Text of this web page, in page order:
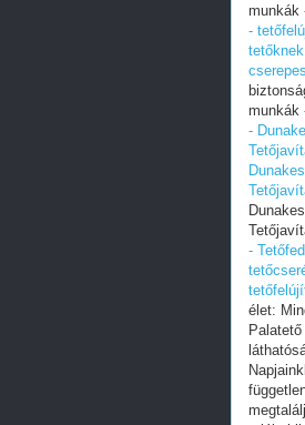
munkák
-
munkák
-
-
élet: